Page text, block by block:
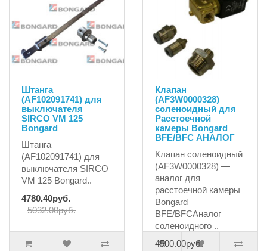
Штанга
(AF102091741) для
выключателя
SIRCO VM 125
Bongard
Штанга
(AF102091741) для
выключателя SIRCO
VM 125 Bongard..
4780.40руб.
5032.00руб.
Клапан
(AF3W0000328)
соленоидный для
Расстоечной
камеры Bongard
BFE/BFC АНАЛОГ
Клапан соленоидный
(AF3W0000328) —
аналог для
расстоечной камеры
Bongard
BFE/BFCАналог
соленоидного ..
4500.00руб.